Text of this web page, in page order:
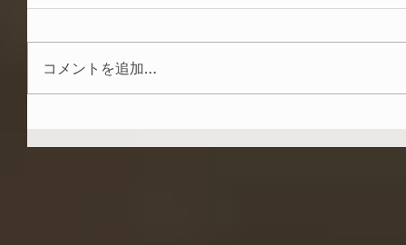
コメントを追加…